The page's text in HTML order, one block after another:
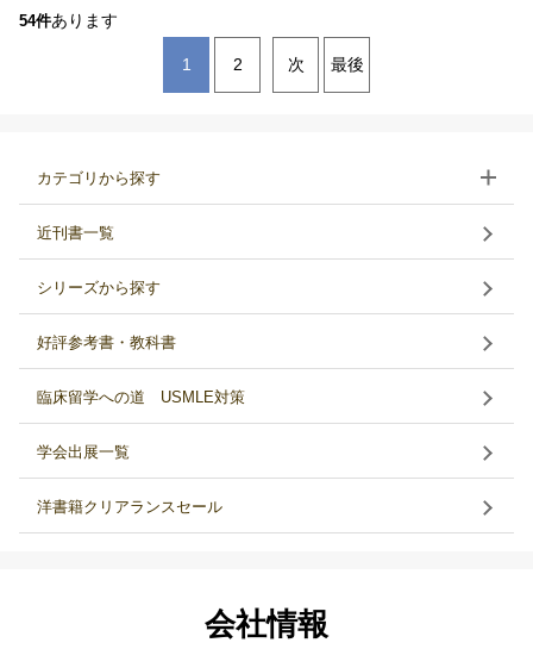
54件あります
1 2 次 最後
カテゴリから探す
近刊書一覧
シリーズから探す
好評参考書・教科書
臨床留学への道 USMLE対策
学会出展一覧
洋書籍クリアランスセール
会社情報